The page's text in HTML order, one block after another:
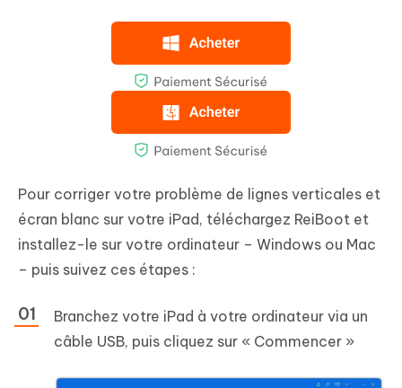
Pour corriger votre problème de lignes verticales et
écran blanc sur votre iPad, téléchargez ReiBoot et
installez-le sur votre ordinateur – Windows ou Mac
– puis suivez ces étapes :
Branchez votre iPad à votre ordinateur via un
câble USB, puis cliquez sur « Commencer »